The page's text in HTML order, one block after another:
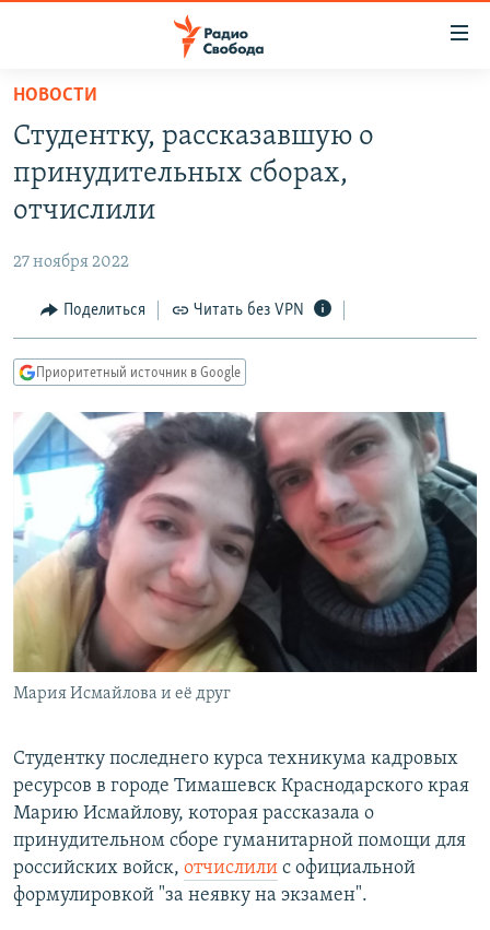
упрощенного
доступа
основному
Вернутся
Вернутся
поиску
ПОДКАСТЫ
АВТОРСКИЕ ПРОЕКТЫ
МНЕНИЯ
КУЛЬТУРА
КАВКАЗ.РЕАЛИИ
СЕВЕР.РЕАЛИИ
СИБИРЬ.РЕАЛИИ
РАСПИСАНИЕ ВЕЩАНИЯ
ПОДПИШИТЕСЬ НА РАССЫЛКУ
СОЦИАЛЬНЫЕ СЕТИ
Все сайты РСЕ/РС
НОВОСТИ
Студентку, рассказавшую о
принудительных сборах,
отчислили
27 ноября 2022
Поделиться Читать без VPN
Приоритетный источник в Google
Мария Исмайлова и её друг
Студентку последнего курса техникума кадровых
ресурсов в городе Тимашевск Краснодарского края
Марию Исмайлову, которая рассказала о
принудительном сборе гуманитарной помощи для
российских войск, отчислили с официальной
формулировкой "за неявку на экзамен".